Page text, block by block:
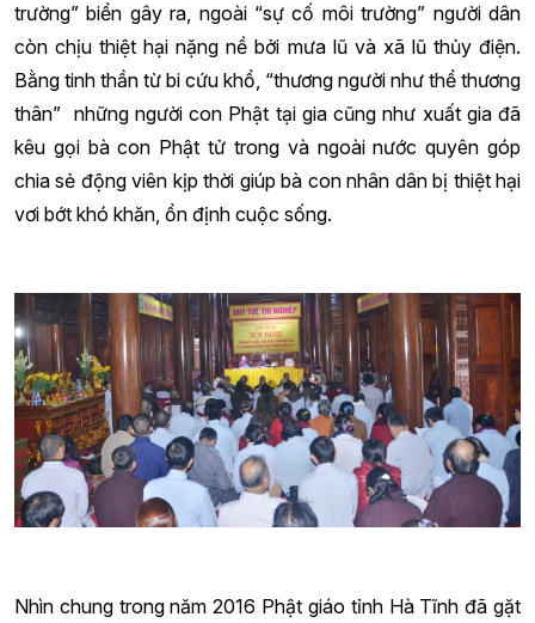
trường” biển gây ra, ngoài “sự cố môi trường” người dân
còn chịu thiệt hại nặng nề bởi mưa lũ và xã lũ thủy điện.
Bằng tinh thần từ bi cứu khổ, “thương người như thể thương
thân” những người con Phật tại gia cũng như xuất gia đã
kêu gọi bà con Phật tử trong và ngoài nước quyên góp
chia sẻ động viên kịp thời giúp bà con nhân dân bị thiệt hại
vơi bớt khó khăn, ổn định cuộc sống.
Nhìn chung trong năm 2016 Phật giáo tỉnh Hà Tĩnh đã gặt